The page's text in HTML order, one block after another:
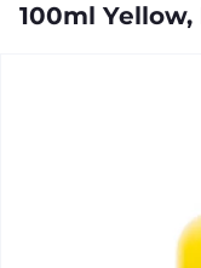
100ml Yellow,